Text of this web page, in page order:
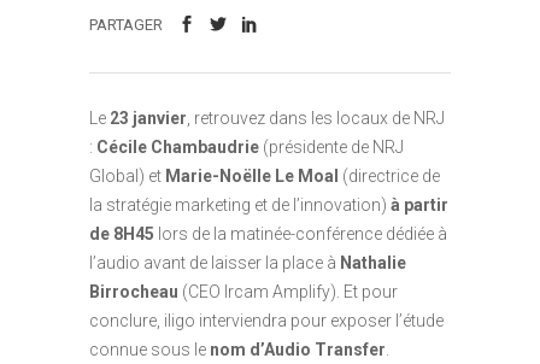
PARTAGER
Le 23 janvier , retrouvez dans les locaux de NRJ
: Cécile Chambaudrie (présidente de NRJ
Global) et Marie-Noëlle Le Moal (directrice de
la stratégie marketing et de l’innovation) à partir
de 8H45 lors de la matinée-conférence dédiée à
l’audio avant de laisser la place à Nathalie
Birrocheau (CEO Ircam Amplify). Et pour
conclure, iligo interviendra pour exposer l’étude
connue sous le nom d’Audio Transfer